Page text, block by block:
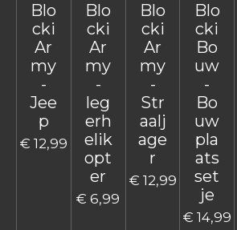
Blo
cki
Ar
my
-
Jee
p
€ 12,99
Blo
cki
Ar
my
-
leg
erh
elik
opt
er
€ 6,99
Blo
cki
Ar
my
-
Str
aalj
age
r
€ 12,99
Blo
cki
Bo
uw
-
Bo
uw
pla
ats
set
je
€ 14,99